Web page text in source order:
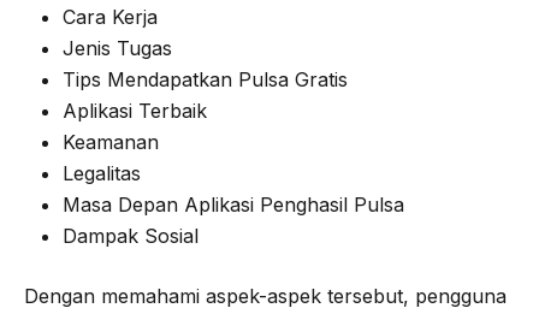
Cara Kerja
Jenis Tugas
Tips Mendapatkan Pulsa Gratis
Aplikasi Terbaik
Keamanan
Legalitas
Masa Depan Aplikasi Penghasil Pulsa
Dampak Sosial
Dengan memahami aspek-aspek tersebut, pengguna